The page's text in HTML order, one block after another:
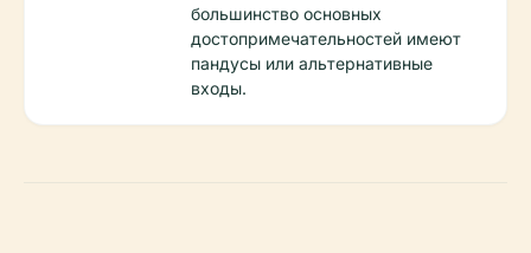
большинство основных
достопримечательностей имеют
пандусы или альтернативные
входы.